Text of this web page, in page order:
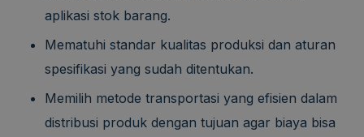
aplikasi stok barang.
Mematuhi standar kualitas produksi dan aturan
spesifikasi yang sudah ditentukan.
Memilih metode transportasi yang efisien dalam
distribusi produk dengan tujuan agar biaya bisa